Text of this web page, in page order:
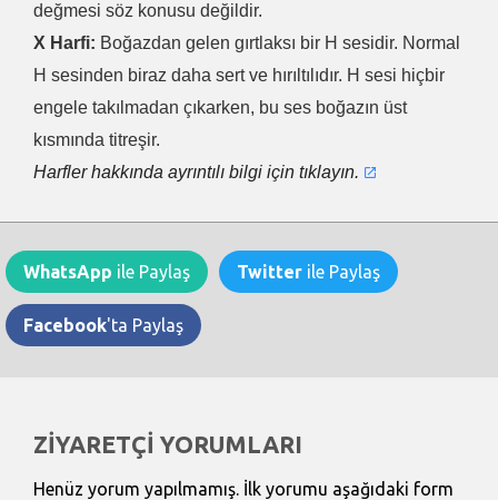
değmesi söz konusu değildir.
X Harfi: Boğazdan gelen gırtlaksı bir H sesidir. Normal
H sesinden biraz daha sert ve hırıltılıdır. H sesi hiçbir
engele takılmadan çıkarken, bu ses boğazın üst
kısmında titreşir.
Harfler hakkında ayrıntılı bilgi için tıklayın.
WhatsApp ile Paylaş Twitter ile Paylaş
Facebook'ta Paylaş
ZİYARETÇİ YORUMLARI
Henüz yorum yapılmamış. İlk yorumu aşağıdaki form